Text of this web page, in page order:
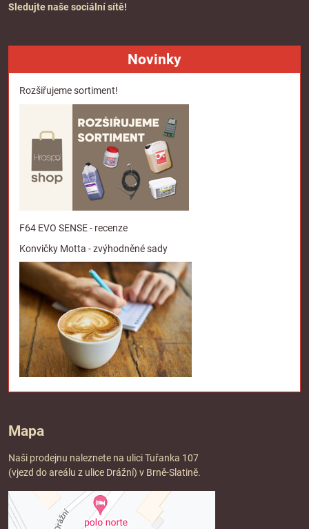
Sledujte naše sociální sítě!
Novinky
Rozšiřujeme sortiment!
F64 EVO SENSE - recenze
Konvičky Motta - zvýhodněné sady
Mapa
Naši prodejnu naleznete na ulici Tuřanka 107
(vjezd do areálu z ulice Drážní) v Brně-Slatině.